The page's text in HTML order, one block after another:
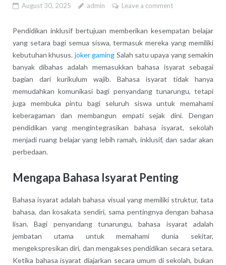
August 30, 2025 admin Leave a comment
Pendidikan inklusif bertujuan memberikan kesempatan belajar
yang setara bagi semua siswa, termasuk mereka yang memiliki
kebutuhan khusus. joker gaming Salah satu upaya yang semakin
banyak dibahas adalah memasukkan bahasa isyarat sebagai
bagian dari kurikulum wajib. Bahasa isyarat tidak hanya
memudahkan komunikasi bagi penyandang tunarungu, tetapi
juga membuka pintu bagi seluruh siswa untuk memahami
keberagaman dan membangun empati sejak dini. Dengan
pendidikan yang mengintegrasikan bahasa isyarat, sekolah
menjadi ruang belajar yang lebih ramah, inklusif, dan sadar akan
perbedaan.
Mengapa Bahasa Isyarat Penting
Bahasa isyarat adalah bahasa visual yang memiliki struktur, tata
bahasa, dan kosakata sendiri, sama pentingnya dengan bahasa
lisan. Bagi penyandang tunarungu, bahasa isyarat adalah
jembatan utama untuk memahami dunia sekitar,
mengekspresikan diri, dan mengakses pendidikan secara setara.
Ketika bahasa isyarat diajarkan secara umum di sekolah, bukan